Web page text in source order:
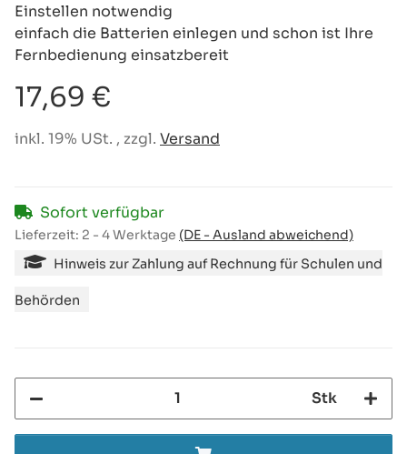
Einstellen notwendig
einfach die Batterien einlegen und schon ist Ihre
Fernbedienung einsatzbereit
17,69 €
inkl. 19% USt. , zzgl. Versand
Sofort verfügbar
Lieferzeit: 2 - 4 Werktage (DE - Ausland abweichend)
Hinweis zur Zahlung auf Rechnung für Schulen und
Behörden
Stk